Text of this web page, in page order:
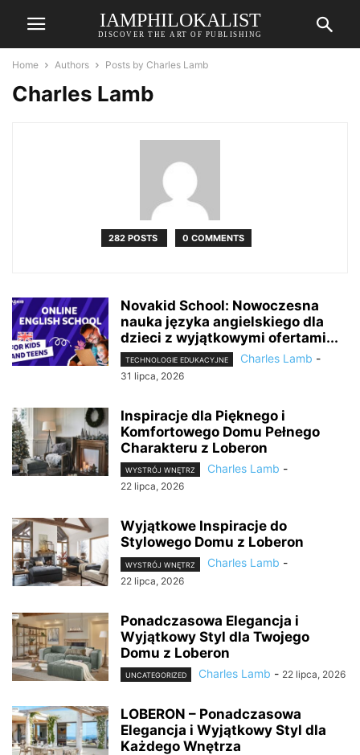
IAMPHILOKALIST
DISCOVER THE ART OF PUBLISHING
Home Authors Posts by Charles Lamb
Charles Lamb
282 POSTS 0 COMMENTS
Novakid School: Nowoczesna
nauka języka angielskiego dla
dzieci z wyjątkowymi ofertami...
TECHNOLOGIE EDUKACYJNE Charles Lamb -
31 lipca, 2026
Inspiracje dla Pięknego i
Komfortowego Domu Pełnego
Charakteru z Loberon
WYSTRÓJ WNĘTRZ Charles Lamb -
22 lipca, 2026
Wyjątkowe Inspiracje do
Stylowego Domu z Loberon
WYSTRÓJ WNĘTRZ Charles Lamb -
22 lipca, 2026
Ponadczasowa Elegancja i
Wyjątkowy Styl dla Twojego
Domu z Loberon
UNCATEGORIZED Charles Lamb - 22 lipca, 2026
LOBERON – Ponadczasowa
Elegancja i Wyjątkowy Styl dla
Każdego Wnętrza